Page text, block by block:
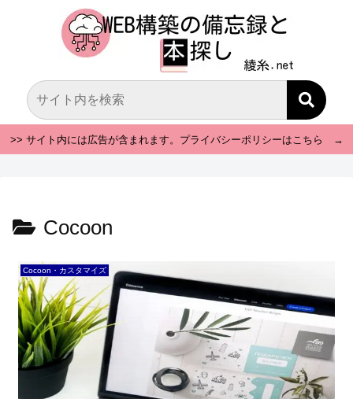
>> サイト内には広告が含まれます。プライバシーポリシーはこちら →
Cocoon
Cocoon・カスタマイズ